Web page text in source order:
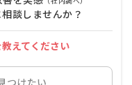
談しませんか？
えてください
つけたい